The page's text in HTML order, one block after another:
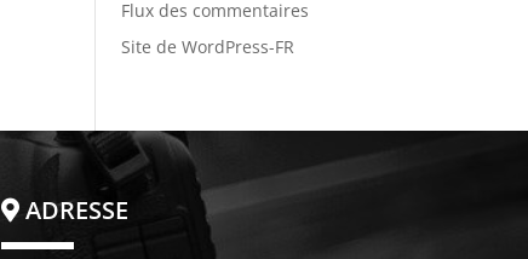
Flux des commentaires
Site de WordPress-FR
ADRESSE